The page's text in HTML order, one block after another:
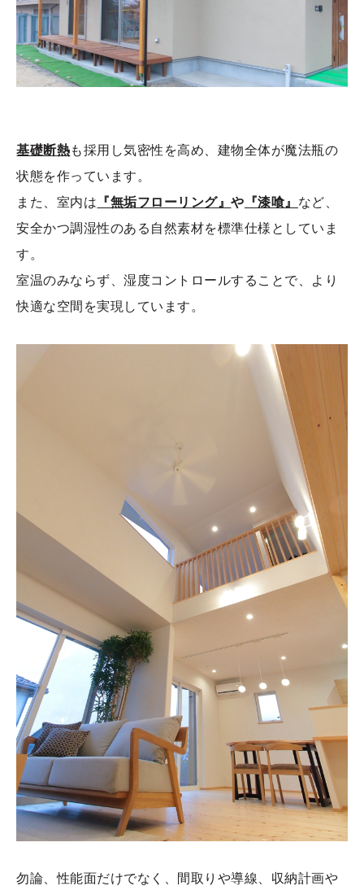
基礎断熱も採用し気密性を高め、建物全体が魔法瓶の
状態を作っています。
また、室内は 『無垢フローリング』や 『漆喰』 など、
安全かつ調湿性のある自然素材を標準仕様としていま
す。
室温のみならず、湿度コントロールすることで、より
快適な空間を実現しています。
勿論、性能面だけでなく、間取りや導線、収納計画や